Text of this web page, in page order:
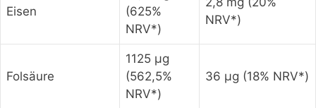
Eisen
(625%
NRV*)
NRV*)
Folsäure
1125 µg
(562,5%
NRV*)
36 µg (18% NRV*)